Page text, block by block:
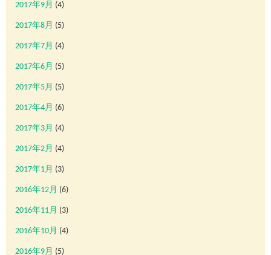
2017年9月 (4)
2017年8月 (5)
2017年7月 (4)
2017年6月 (5)
2017年5月 (5)
2017年4月 (6)
2017年3月 (4)
2017年2月 (4)
2017年1月 (3)
2016年12月 (6)
2016年11月 (3)
2016年10月 (4)
2016年9月 (5)